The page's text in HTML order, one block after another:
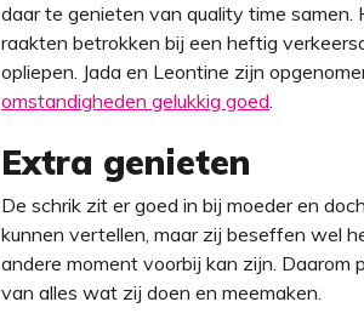
daar te genieten van quality time
raakten betrokken bij een heftig
opliepen. Jada en Leontine zijn
omstandigheden gelukkig goed
Extra genieten
De schrik zit er goed in bij moeder en
kunnen vertellen, maar zij beseffen wel
andere moment voorbij kan zijn. Daarom
van alles wat zij doen en meemaken.